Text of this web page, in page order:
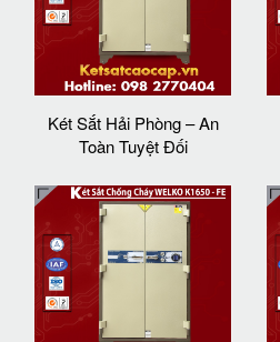
Két Sắt Hải Phòng – An
Toàn Tuyệt Đối